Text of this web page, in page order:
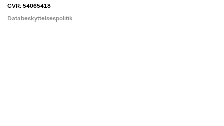
CVR: 54065418
Databeskyttelsespolitik